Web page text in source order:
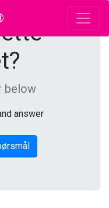
below
answer